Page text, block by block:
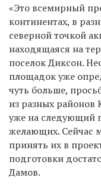
«Это всемирный
континентах, в
северной точкой
находящаяся на
поселок Диксон.
площадок уже
чуть больше,
из разных районов
уже на следующий
желающих. Сейчас
принять их в
подготовки
Дамов.